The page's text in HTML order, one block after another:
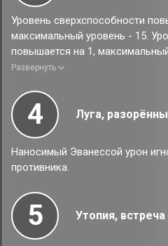
Уровень сверхспособности
максимальный уровень - 15.
повышается на 1,
навыка Радости повышается
Развернуть
4 Луга,
Наносимый Эванессой урон
противника.
5 Утопия,